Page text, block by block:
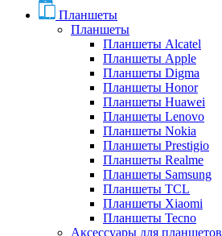
Планшеты
Планшеты
Планшеты Alcatel
Планшеты Apple
Планшеты Digma
Планшеты Honor
Планшеты Huawei
Планшеты Lenovo
Планшеты Nokia
Планшеты Prestigio
Планшеты Realme
Планшеты Samsung
Планшеты TCL
Планшеты Xiaomi
Планшеты Tecno
Аксессуары для планшетов